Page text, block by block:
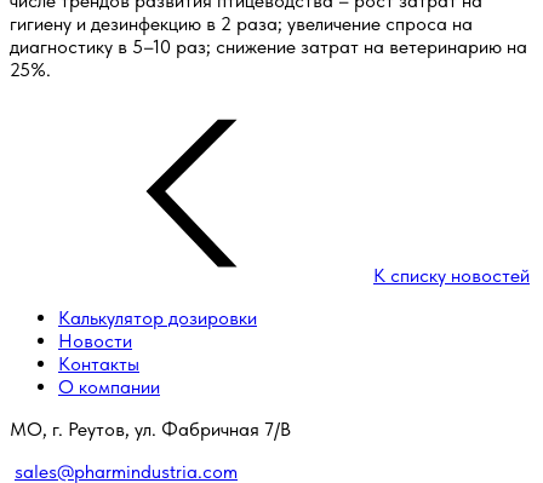
гигиену и дезинфекцию в 2 раза; увеличение спроса на
диагностику в 5–10 раз; снижение затрат на ветеринарию на
25%.
К списку новостей
Калькулятор дозировки
Новости
Контакты
О компании
МО, г. Реутов, ул. Фабричная 7/В
sales@pharmindustria.com